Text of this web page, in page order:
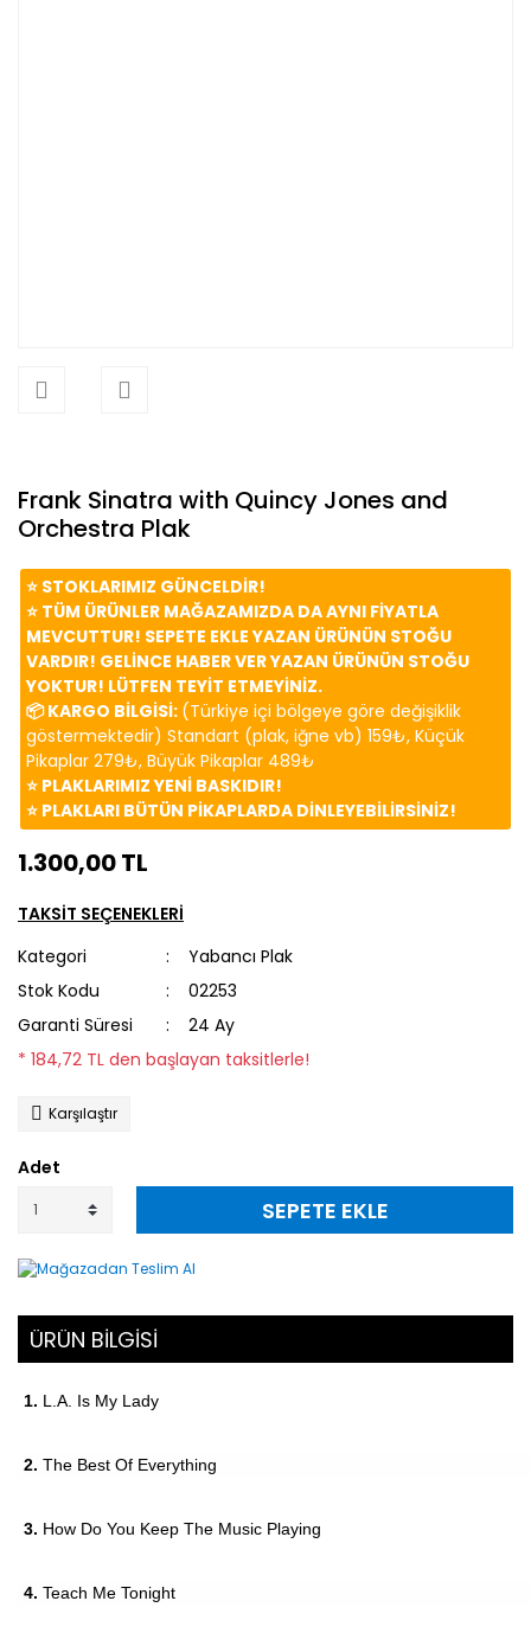
Frank Sinatra with Quincy Jones and
Orchestra Plak
⭐️ STOKLARIMIZ GÜNCELDİR!
⭐️ TÜM ÜRÜNLER MAĞAZAMIZDA DA AYNI FİYATLA
MEVCUTTUR! SEPETE EKLE YAZAN ÜRÜNÜN STOĞU
VARDIR! GELİNCE HABER VER YAZAN ÜRÜNÜN STOĞU
YOKTUR! LÜTFEN TEYİT ETMEYİNİZ.
📦 KARGO BİLGİSİ: (Türkiye içi bölgeye göre değişiklik
göstermektedir) Standart (plak, iğne vb) 159₺, Küçük
Pikaplar 279₺, Büyük Pikaplar 489₺
⭐️ PLAKLARIMIZ YENİ BASKIDIR!
⭐️ PLAKLARI BÜTÜN PİKAPLARDA DİNLEYEBİLİRSİNİZ!
1.300,00 TL
TAKSİT SEÇENEKLERİ
Kategori
Yabancı Plak
Stok Kodu
02253
Garanti Süresi
24 Ay
* 184,72 TL den başlayan taksitlerle!
Karşılaştır
Adet
SEPETE EKLE
ÜRÜN BİLGİSİ
1. L.A. Is My Lady
2. The Best Of Everything
3. How Do You Keep The Music Playing
4. Teach Me Tonight